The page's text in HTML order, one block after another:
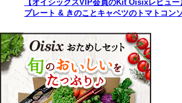
【オイシックスVIP会員のKit Oisixレビュ
プレート & きのことキャベツのトマトコン